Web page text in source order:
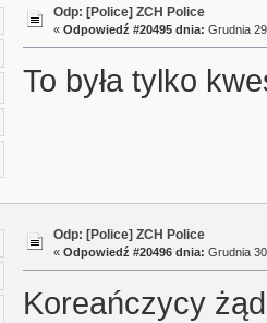
Odp: [Police] ZCH Police
« Odpowiedź #20495 dnia: Grudnia
To była tylko
Odp: [Police] ZCH Police
« Odpowiedź #20496 dnia: Grudnia
Koreańczycy